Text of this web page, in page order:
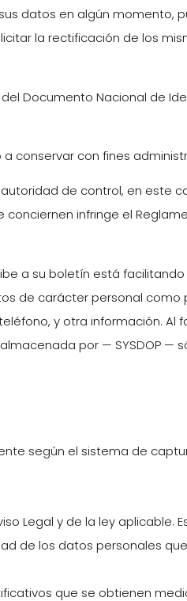
datos en algún momento,
la rectificación de los
Documento Nacional de
conservar con fines
de control, en este
infringe el
a su boletín está
de carácter personal como
y otra información. Al
por — SYSDOP —
según el sistema de
Legal y de la ley aplicable.
de los datos personales
que se obtienen